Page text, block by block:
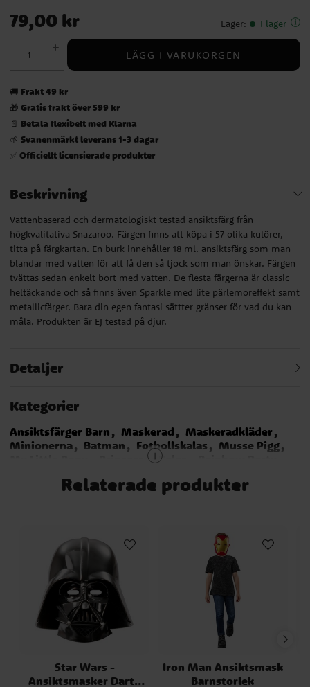
Pris: 79,00 kr
79,00 kr Lager: I lager
LÄGG I VARUKORGEN
🚚 Frakt 49 kr
🎁 Gratis frakt över 599 kr
📄 Betala flexibelt med Klarna
🌱 Svanenmärkt leverans 1-3 dagar
✅ Officiellt licensierade produkter
Beskrivning
Vattenbaserad och dermatologiskt testad ansiktsfärg från
högkvalitativa Snazaroo. Färgen finns att köpa i 57 olika kulörer,
titta på färgkartan. En burk innehåller 18 ml. ansiktsfärg som man
blandar med vatten för att få den så tjock som man önskar. Färgen
tvättas sedan enkelt bort med vatten. De flesta färgerna är classic
heltäckande och så finns även Sparkle med lite pärlemoreffekt samt
metallicfärger. Bara din egen fantasi sättter gränser för vad du kan
måla. Produkten är EJ testad på djur.
Detaljer
Kategorier
Ansiktsfärger Barn Maskerad
Maskeradkläder
Minionerna
Batman Fotbollskalas
Musse Pigg
Prinsessor Kalas
Sjöjungfru - Mermaid
Star Wars Smink Högtider
Relaterade produkter
Star Wars -
Ansiktsmasker Darth
Iron Man Ansiktsmask
Barnstorlek